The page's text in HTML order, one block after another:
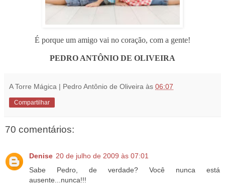
É porque um amigo vai no coração, com a gente!
PEDRO ANTÔNIO DE OLIVEIRA
A Torre Mágica | Pedro Antônio de Oliveira às 06:07
Compartilhar
70 comentários:
Denise 20 de julho de 2009 às 07:01
Sabe Pedro, de verdade? Você nunca está
ausente...nunca!!!